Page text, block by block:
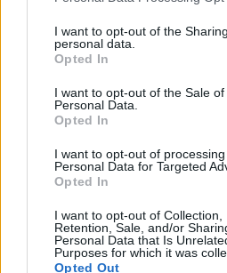
not limited to your visit or usage
grant or deny consent to Google
use your data for below specified
consent section.
I want to opt-out of the
personal data.
Opted In
I want to opt-out of the Sale of
Personal Data.
Opted In
I want to opt-out of
Personal Data for Targeted
Opted In
I want to opt-out of Collection,
Retention, Sale, and/or
Personal Data that Is
Purposes for which it was
Opted Out
A szakembernek azóta
csapatfőnökre vonatkozik
folytassa a munkát,
lejárt, így Horner előtt ismét
a visszatérésre.